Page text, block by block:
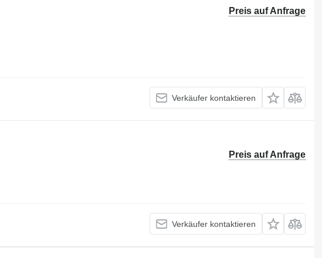
Preis auf Anfrage
Verkäufer kontaktieren
Preis auf Anfrage
Verkäufer kontaktieren